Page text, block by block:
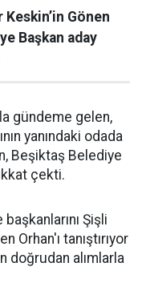
Gönen
Başkan aday
gündeme gelen,
yanındaki odada
Beşiktaş Belediye
çekti.
Şişli
Orhan'ı tanıştırıyor
doğrudan alımlarla